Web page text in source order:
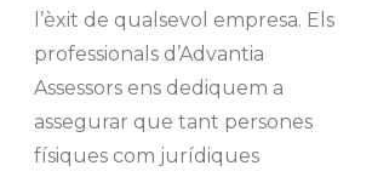
l’èxit de qualsevol empresa. Els
professionals d’Advantia
Assessors ens dediquem a
assegurar que tant persones
físiques com jurídiques